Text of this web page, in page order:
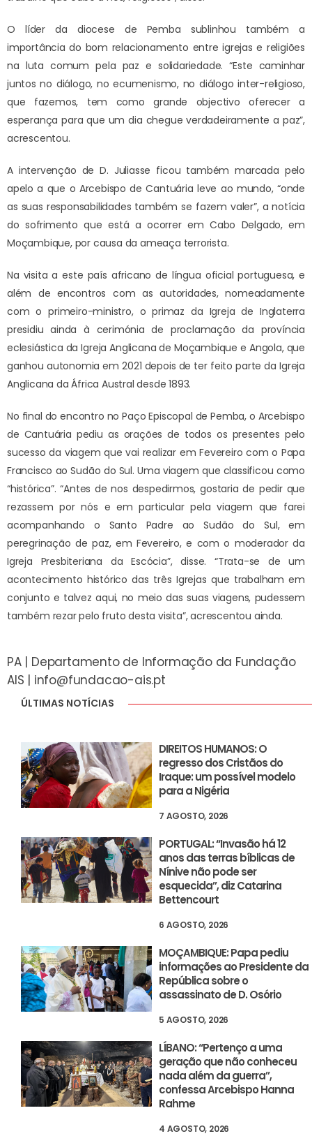
O líder da diocese de Pemba sublinhou também a
importância do bom relacionamento entre igrejas e religiões
na luta comum pela paz e solidariedade. “Este caminhar
juntos no diálogo, no ecumenismo, no diálogo inter-religioso,
que fazemos, tem como grande objectivo oferecer a
esperança para que um dia chegue verdadeiramente a paz”,
acrescentou.
A intervenção de D. Juliasse ficou também marcada pelo
apelo a que o Arcebispo de Cantuária leve ao mundo, “onde
as suas responsabilidades também se fazem valer”, a notícia
do sofrimento que está a ocorrer em Cabo Delgado, em
Moçambique, por causa da ameaça terrorista.
Na visita a este país africano de língua oficial portuguesa, e
além de encontros com as autoridades, nomeadamente
com o primeiro-ministro, o primaz da Igreja de Inglaterra
presidiu ainda à cerimónia de proclamação da província
eclesiástica da Igreja Anglicana de Moçambique e Angola, que
ganhou autonomia em 2021 depois de ter feito parte da Igreja
Anglicana da África Austral desde 1893.
No final do encontro no Paço Episcopal de Pemba, o Arcebispo
de Cantuária pediu as orações de todos os presentes pelo
sucesso da viagem que vai realizar em Fevereiro com o Papa
Francisco ao Sudão do Sul. Uma viagem que classificou como
“histórica”. “Antes de nos despedirmos, gostaria de pedir que
rezassem por nós e em particular pela viagem que farei
acompanhando o Santo Padre ao Sudão do Sul, em
peregrinação de paz, em Fevereiro, e com o moderador da
Igreja Presbiteriana da Escócia”, disse. “Trata-se de um
acontecimento histórico das três Igrejas que trabalham em
conjunto e talvez aqui, no meio das suas viagens, pudessem
também rezar pelo fruto desta visita”, acrescentou ainda.
PA | Departamento de Informação da Fundação
AIS | info@fundacao-ais.pt
ÚLTIMAS NOTÍCIAS
DIREITOS HUMANOS: O
regresso dos Cristãos do
Iraque: um possível modelo
para a Nigéria
7 AGOSTO, 2026
PORTUGAL: “Invasão há 12
anos das terras bíblicas de
Nínive não pode ser
esquecida”, diz Catarina
Bettencourt
6 AGOSTO, 2026
MOÇAMBIQUE: Papa pediu
informações ao Presidente da
República sobre o
assassinato de D. Osório
5 AGOSTO, 2026
LÍBANO: “Pertenço a uma
geração que não conheceu
nada além da guerra”,
confessa Arcebispo Hanna
Rahme
4 AGOSTO, 2026